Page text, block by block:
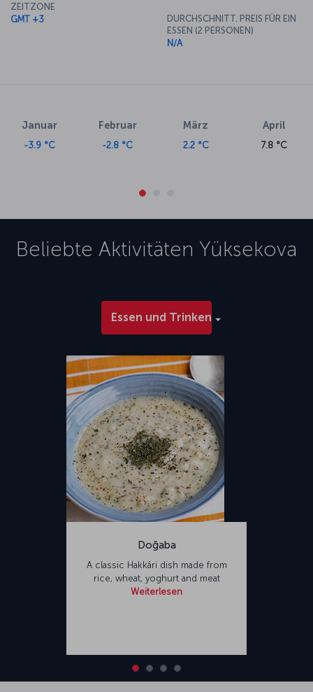
ZEITZONE
GMT +3
DURCHSCHNITT. PREIS FÜR EIN
ESSEN (2 PERSONEN)
N/A
Januar
-3.9 °C
Februar
-2.8 °C
März
2.2 °C
April
7.8 °C
Beliebte Aktivitäten Yüksekova
Essen und Trinken
Doğaba
A classic Hakkâri dish made from
rice, wheat, yoghurt and meat
Weiterlesen